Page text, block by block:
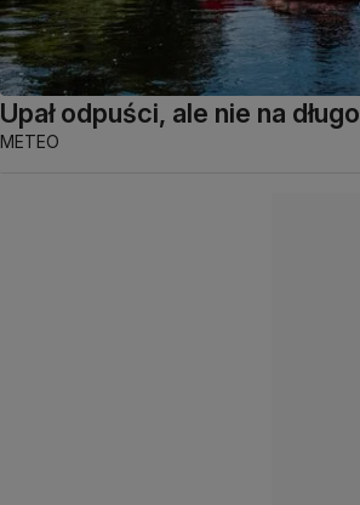
Upał odpuści, ale nie na długo
METEO